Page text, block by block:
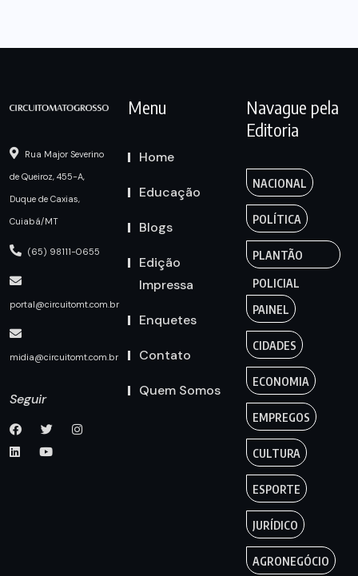
Rua Major Severino
de Queiroz, 455-A,
Duque de Caxias,
Cuiabá/MT
(65) 98111-0655
portal@circuitomt.com.br
midia@circuitomt.com.br
Seguir
Menu
Home
Educação
Blogs
Edição
Impressa
Enquetes
Contato
Quem Somos
Navague pela
Editoria
NACIONAL
POLÍTICA
PLANTÃO
POLICIAL
PAINEL
CIDADES
ECONOMIA
EMPREGOS
CULTURA
ESPORTE
JURÍDICO
AGRONEGÓCIO